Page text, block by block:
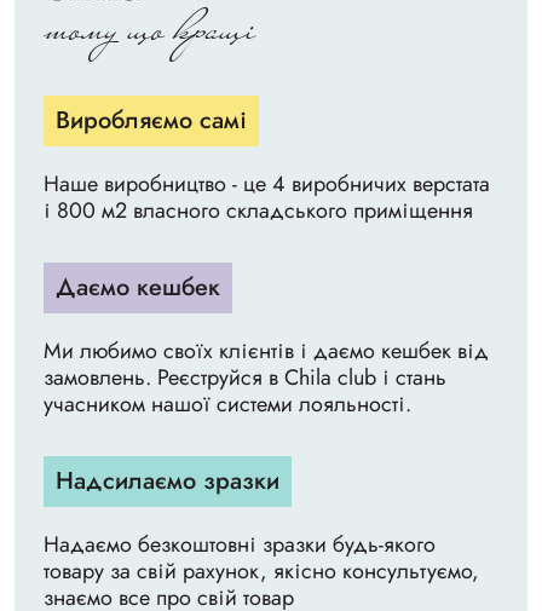
тому що кращі
Виробляємо самі
Наше виробництво - це 4 виробничих верстата
і 800 м2 власного складського приміщення
Даємо кешбек
Ми любимо своїх клієнтів і даємо кешбек від
замовлень. Реєструйся в Chila club і стань
учасником нашої системи лояльності.
Надсилаємо зразки
Надаємо безкоштовні зразки будь-якого
товару за свій рахунок, якісно консультуємо,
знаємо все про свій товар